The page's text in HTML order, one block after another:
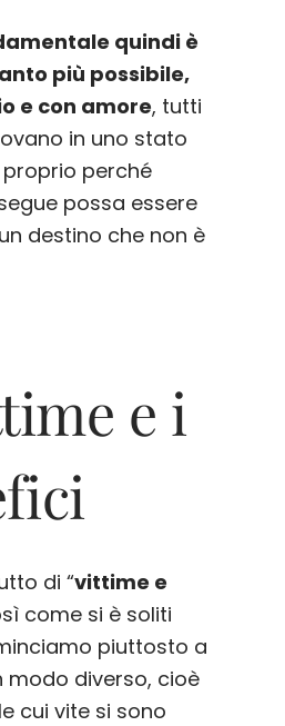
quindi è
più possibile,
e con amore, tutti
in uno stato
perché
possa essere
destino che non è
e i
di “vittime e
come si è soliti
piuttosto a
modo diverso, cioè
cui vite si sono